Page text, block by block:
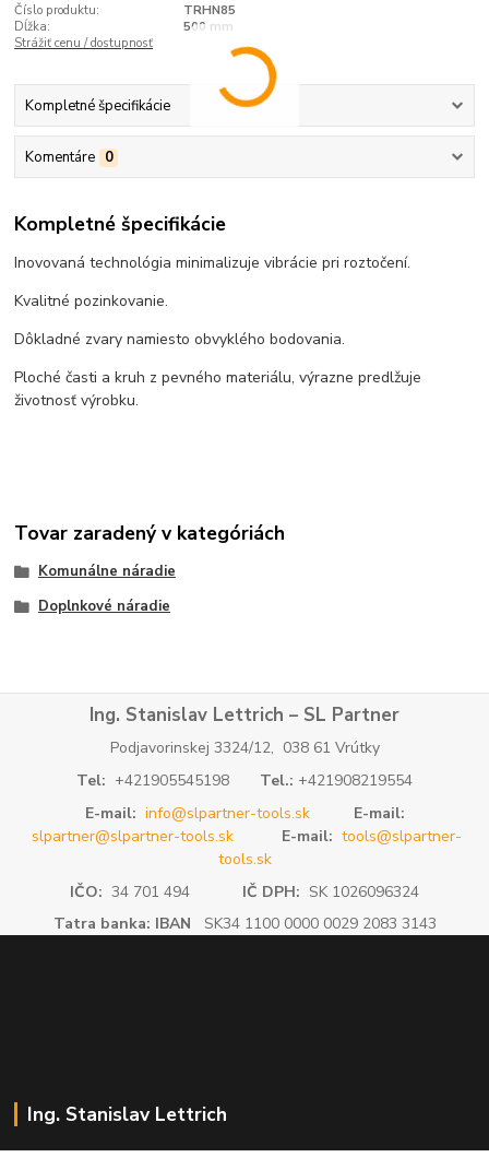
Číslo produktu:
TRHN85
Dĺžka:
500 mm
Strážiť cenu / dostupnosť
Kompletné špecifikácie
Komentáre 0
Kompletné špecifikácie
Inovovaná technológia minimalizuje vibrácie pri roztočení.
Kvalitné pozinkovanie.
Dôkladné zvary namiesto obvyklého bodovania.
Ploché časti a kruh z pevného materiálu, výrazne predlžuje
životnosť výrobku.
Tovar zaradený v kategóriách
Komunálne náradie
Doplnkové náradie
Ing. Stanislav Lettrich – SL Partner
Podjavorinskej 3324/12, 038 61 Vrútky
Tel: +421905545198 Tel.: +421908219554
E-mail: info@slpartner-tools.sk
E-mail:
slpartner@slpartner-tools.sk
E-mail: tools@slpartner-
tools.sk
IČO: 34 701 494 IČ DPH: SK 1026096324
Tatra banka: IBAN SK34 1100 0000 0029 2083 3143
Ing. Stanislav Lettrich